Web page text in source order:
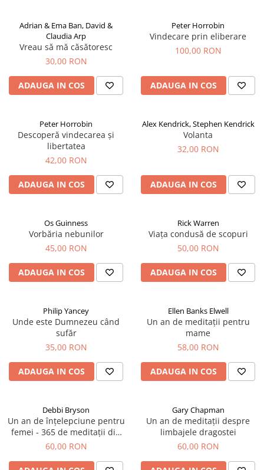
Adrian & Ema Ban, David &
Claudia Arp
Vreau să mă căsătoresc
30,00 RON
ADAUGA IN COS
Peter Horrobin
Vindecare prin eliberare
100,00 RON
ADAUGA IN COS
Peter Horrobin
Descoperă vindecarea și
libertatea
42,00 RON
ADAUGA IN COS
Alex Kendrick, Stephen Kendrick
Volanta
32,00 RON
ADAUGA IN COS
Os Guinness
Vorbăria nebunilor
45,00 RON
ADAUGA IN COS
Rick Warren
Viața condusă de scopuri
50,00 RON
ADAUGA IN COS
Philip Yancey
Unde este Dumnezeu când
sufăr
35,00 RON
ADAUGA IN COS
Ellen Banks Elwell
Un an de meditații pentru
mame
58,00 RON
ADAUGA IN COS
Debbi Bryson
Un an de înțelepciune pentru
femei - 365 de meditații din
Proverbe
60,00 RON
Gary Chapman
Un an de meditații despre
limbajele dragostei
60,00 RON